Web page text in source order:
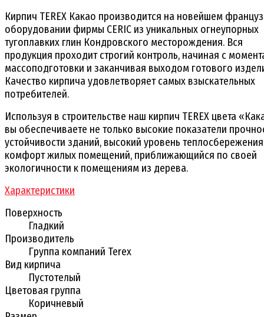
Кирпич TEREX Какао производится на новейшем
оборудовании фирмы CERIC из уникальных огнеупорных
тугоплавких глин Кондровского месторождения. Вся
продукция проходит строгий контроль, начиная с
массоподготовки и заканчивая выходом готового
Качество кирпича удовлетворяет самых взыскательных
потребителей.
Используя в строительстве наш кирпич TEREX цвета
вы обеспечиваете не только высокие показатели
устойчивости зданий, высокий уровень
комфорт жилых помещений, приближающийся по своей
экологичности к помещениям из дерева.
Характеристики
Поверхность
Гладкий
Производитель
Группа компаний Terex
Вид кирпича
Пустотелый
Цветовая группа
Коричневый